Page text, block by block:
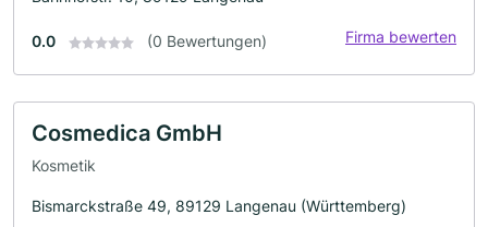
0.0 (0 Bewertungen) Firma bewerten
Cosmedica GmbH
Kosmetik
Bismarckstraße 49, 89129 Langenau (Württemberg)